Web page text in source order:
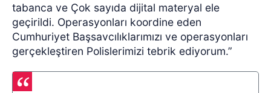
tabanca ve Çok sayıda dijital materyal ele
geçirildi. Operasyonları koordine eden
Cumhuriyet Başsavcılıklarımızı ve operasyonları
gerçekleştiren Polislerimizi tebrik ediyorum.”